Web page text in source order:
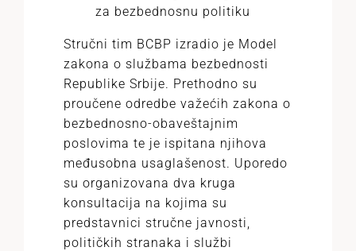
za bezbednosnu politiku
Stručni tim BCBP izradio je Model
zakona o službama bezbednosti
Republike Srbije. Prethodno su
proučene odredbe važećih zakona o
bezbednosno-obaveštajnim
poslovima te je ispitana njihova
međusobna usaglašenost. Uporedo
su organizovana dva kruga
konsultacija na kojima su
predstavnici stručne javnosti,
političkih stranaka i službi